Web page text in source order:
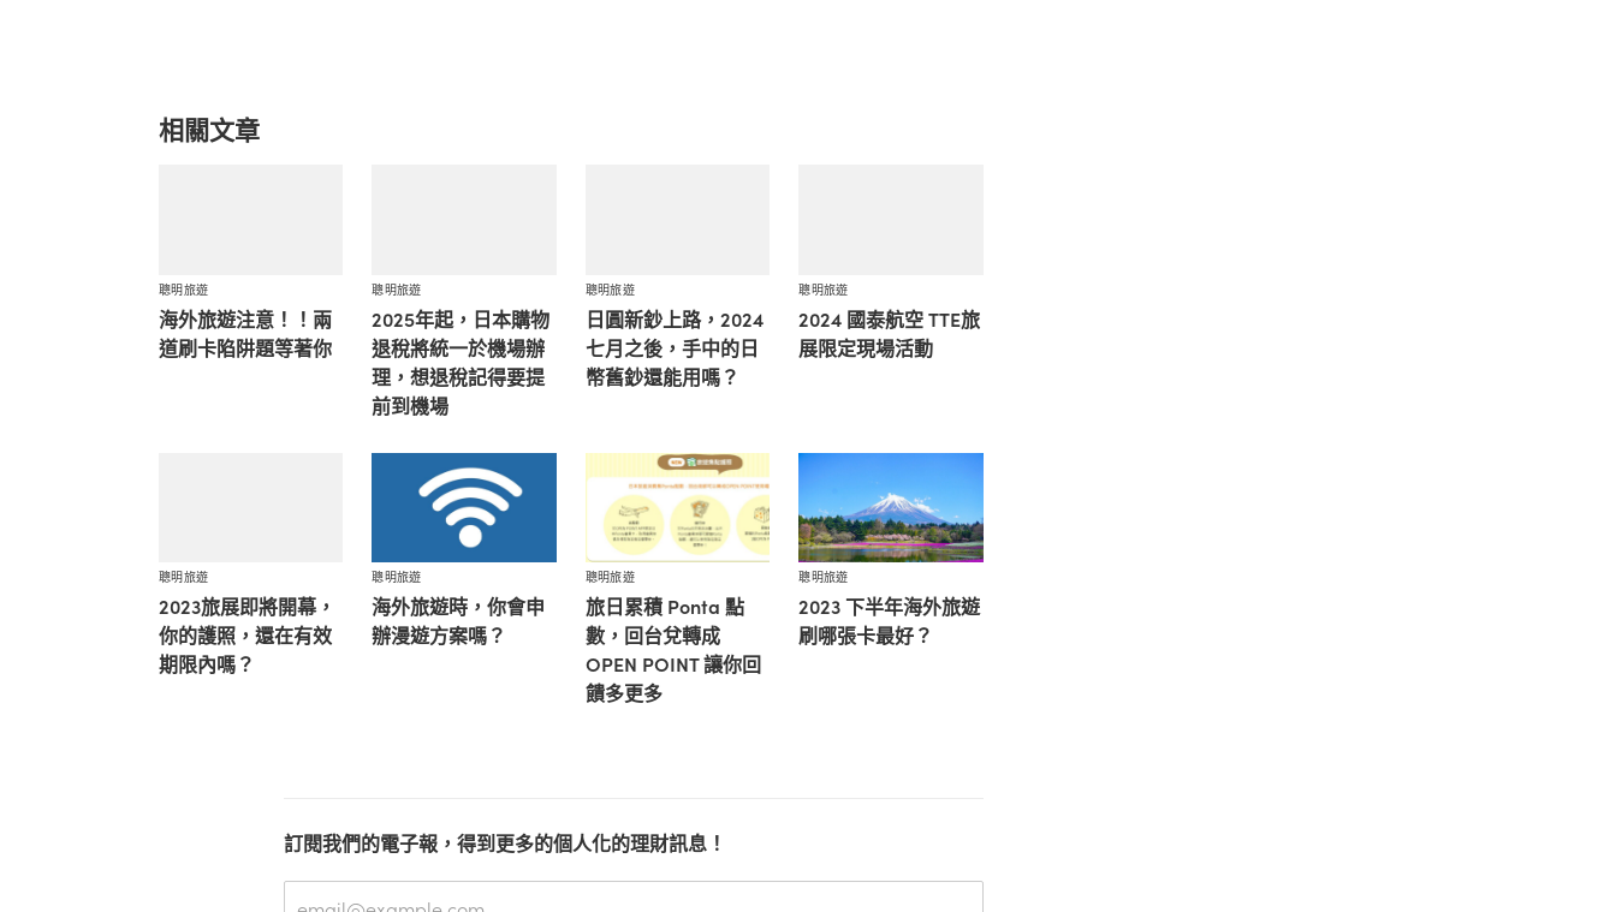
相關文章
聰明旅遊
海外旅遊注意！！兩
道刷卡陷阱題等著你
聰明旅遊
2025年起，日本購物
退稅將統一於機場辦
理，想退稅記得要提
前到機場
聰明旅遊
日圓新鈔上路，2024
七月之後，手中的日
幣舊鈔還能用嗎？
聰明旅遊
2024 國泰航空 TTE旅
展限定現場活動
聰明旅遊
2023旅展即將開幕，
你的護照，還在有效
期限內嗎？
聰明旅遊
海外旅遊時，你會申
辦漫遊方案嗎？
聰明旅遊
旅日累積 Ponta 點
數，回台兌轉成
OPEN POINT 讓你回
饋多更多
聰明旅遊
2023 下半年海外旅遊
刷哪張卡最好？
訂閱我們的電子報，得到更多的個人化的理財訊息！